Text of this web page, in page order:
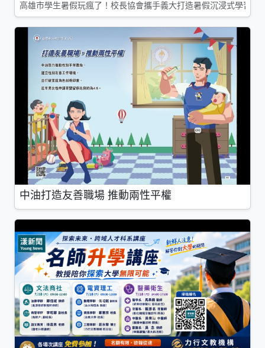
高雄市學生暑假玩瘋了！校長協會攜手義大打造暑假沉浸式學習基
中油打造友善職場 推動兩性平權